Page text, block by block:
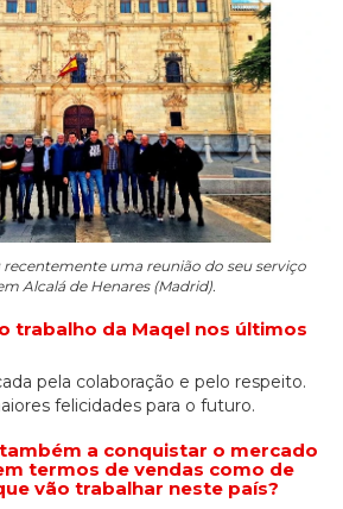
recentemente uma reunião do seu serviço
Alcalá de Henares (Madrid).
trabalho da Maqel nos últimos
pela colaboração e pelo respeito.
felicidades para o futuro.
a conquistar o mercado
termos de vendas como de
vão trabalhar neste país?